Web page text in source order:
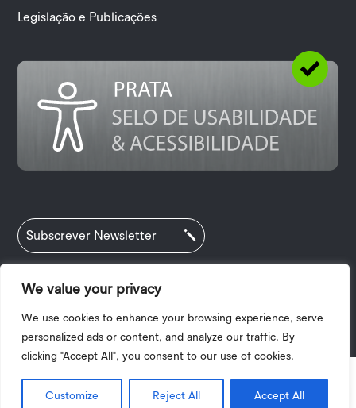
We value your privacy
We use cookies to enhance your browsing experience, serve
personalized ads or content, and analyze our traffic. By
clicking "Accept All", you consent to our use of cookies.
Customize Reject All Accept All
Legislação e Publicações
Subscrever Newsletter
| 2025 © Copyright I.P.V.